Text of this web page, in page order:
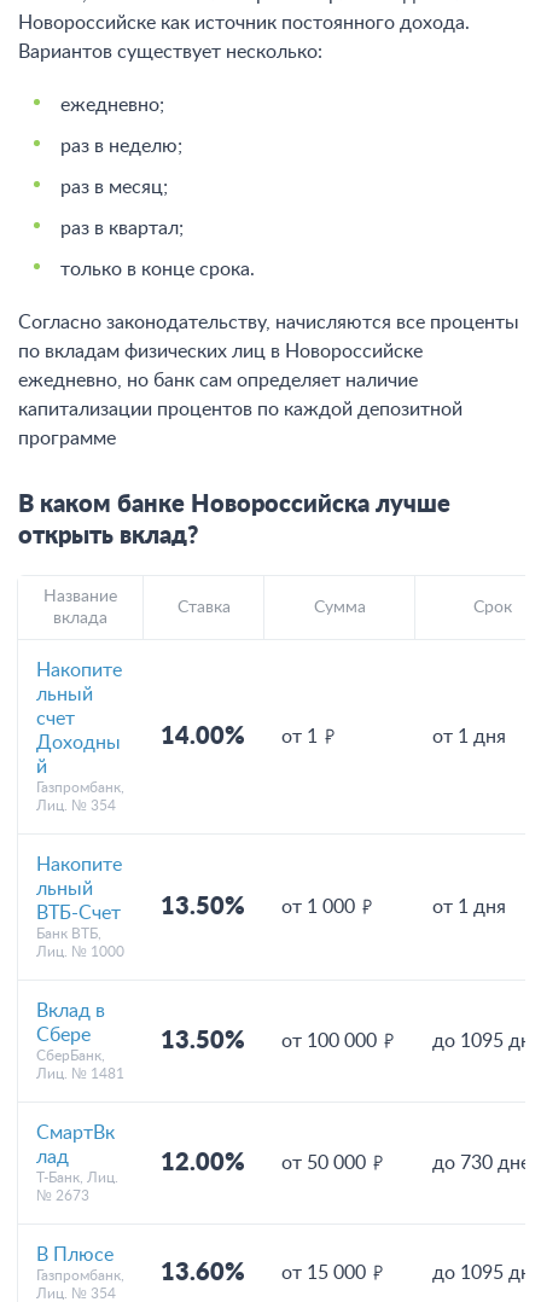
Новороссийске как источник постоянного дохода.
Вариантов существует несколько:
ежедневно;
раз в неделю;
раз в месяц;
раз в квартал;
только в конце срока.
Согласно законодательству, начисляются все проценты
по вкладам физических лиц в Новороссийске
ежедневно, но банк сам определяет наличие
капитализации процентов по каждой депозитной
программе
В каком банке Новороссийска лучше
открыть вклад?
Название
вклада
Ставка Сумма Срок
Накопите
льный
счет
Доходны
й
Газпромбанк,
Лиц. № 354
14.00% от 1 от 1 дня
Накопите
льный
ВТБ-Счет
Банк ВТБ,
Лиц. № 1000
13.50% от 1 000 от 1 дня
Вклад в
Сбере
СберБанк,
Лиц. № 1481
13.50% от 100 000 до 1095
СмартВк
лад
Т-Банк, Лиц.
№ 2673
12.00% от 50 000 до 730 дней
В Плюсе
Газпромбанк,
Лиц. № 354
13.60% от 15 000 до 1095